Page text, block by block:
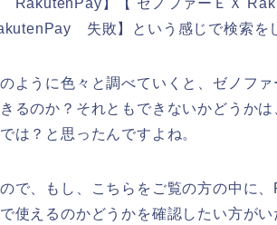
失敗】という感じで検索を
ように色々と調べていくと、ゼノフ
るのか？それともできないかどうか
は？と思ったんですよね。
で、もし、こちらをご覧の方の中に
使えるのかどうかを確認したい方が